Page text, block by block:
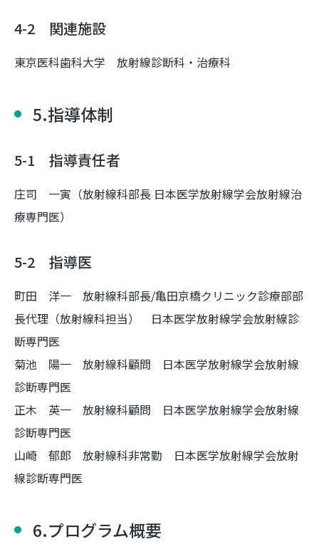
4-2 関連施設
東京医科歯科大学 放射線診断科・治療科
5.指導体制
5-1 指導責任者
庄司 一寅（放射線科部長 日本医学放射線学会放射線治
療専門医）
5-2 指導医
町田 洋一 放射線科部長/亀田京橋クリニック診療部部
長代理（放射線科担当） 日本医学放射線学会放射線診
断専門医
菊池 陽一 放射線科顧問 日本医学放射線学会放射線
診断専門医
正木 英一 放射線科顧問 日本医学放射線学会放射線
診断専門医
山崎 郁郎 放射線科非常勤 日本医学放射線学会放射
線診断専門医
6.プログラム概要